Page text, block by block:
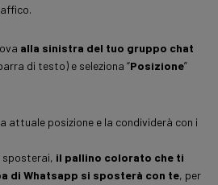
alla sinistra del tuo gruppo chat
di testo) e seleziona “Posizione”
attuale posizione e la condividerà con i
sposterai, il pallino colorato che ti
di Whatsapp si sposterà con te, per